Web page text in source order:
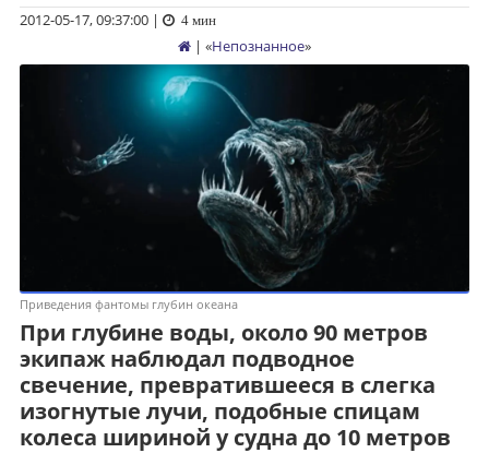
2012-05-17, 09:37:00| 4 мин
| «Непознанное»
Приведения фантомы глубин океана
При глубине воды, около 90 метров
экипаж наблюдал подводное
свечение, превратившееся в слегка
изогнутые лучи, подобные спицам
колеса шириной у судна до 10 метров